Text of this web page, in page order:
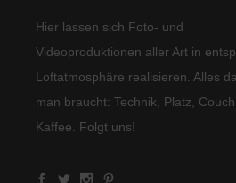
Hier lassen sich Foto- und
Videoproduktionen aller Art in
Loftatmosphäre realisieren. Alles
man braucht: Technik, Platz,
Kaffee. Folgt uns!